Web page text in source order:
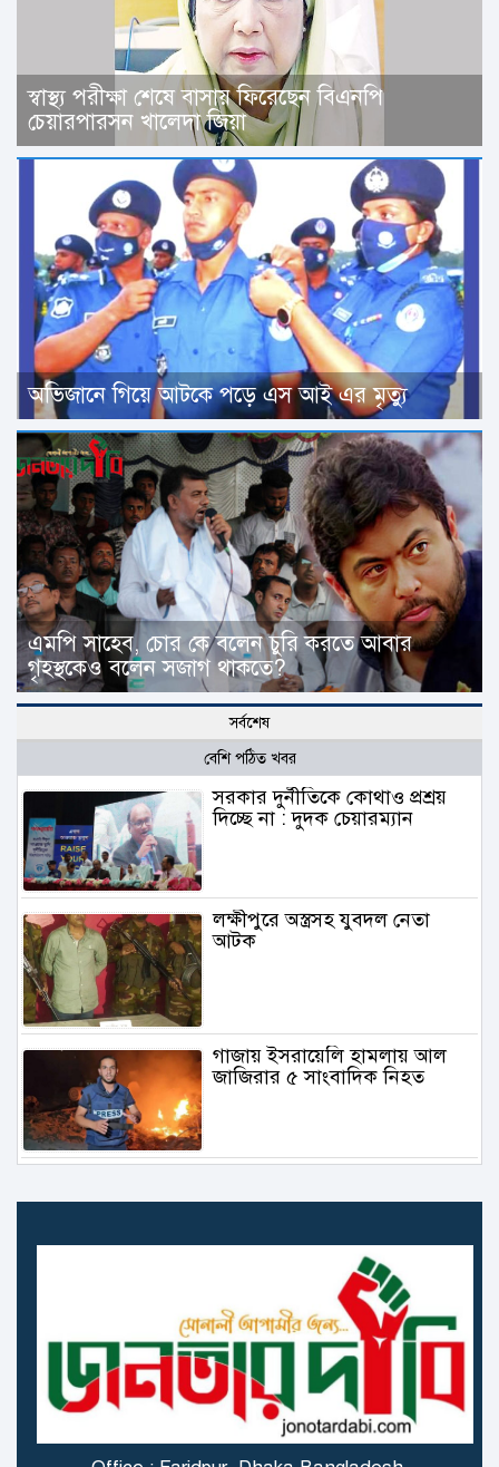
স্বাস্থ্য পরীক্ষা শেষে বাসায় ফিরেছেন বিএনপি
চেয়ারপারসন খালেদা জিয়া
অভিজানে গিয়ে আটকে পড়ে এস আই এর মৃত্যু
এমপি সাহেব, চোর কে বলেন চুরি করতে আবার
গৃহস্থকেও বলেন সজাগ থাকতে?
সর্বশেষ
বেশি পঠিত খবর
সরকার দুর্নীতিকে কোথাও প্রশ্রয়
দিচ্ছে না : দুদক চেয়ারম্যান
লক্ষীপুরে অস্ত্রসহ যুবদল নেতা
আটক
গাজায় ইসরায়েলি হামলায় আল
জাজিরার ৫ সাংবাদিক নিহত
গাজায় বিমান থেকে ফেলা ত্রাণ
মাথায় পড়ে প্রাণ গেল বালকের
স্ত্রী বিষ খাওয়ার পর বোতলের
অবশিষ্ট বিষ খেলেন স্বামীও!